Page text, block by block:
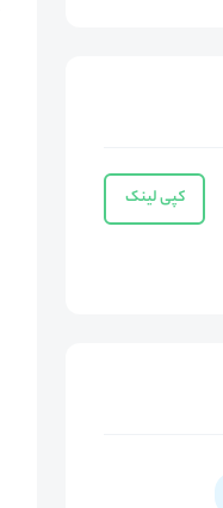
کپی لینک